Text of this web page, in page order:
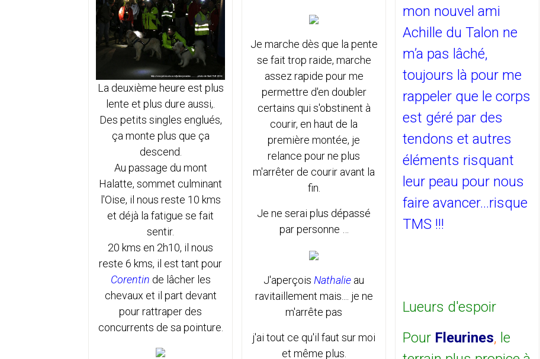
La deuxième heure est plus
lente et plus dure aussi,.
Des petits singles englués,
ça monte plus que ça
descend.
Au passage du mont
Halatte, sommet culminant
l'Oise, il nous reste 10 kms
et déjà la fatigue se fait
sentir.
20 kms en 2h10, il nous
reste 6 kms, il est tant pour
Corentin de lâcher les
chevaux et il part devant
pour rattraper des
concurrents de sa pointure.
Je marche dès que la pente
se fait trop raide, marche
assez rapide pour me
permettre d'en doubler
certains qui s'obstinent à
courir, en haut de la
première montée, je
relance pour ne plus
m'arrêter de courir avant la
fin.
Je ne serai plus dépassé
par personne …
J'aperçois Nathalie au
ravitaillement mais.... je ne
m'arrête pas
j'ai tout ce qu'il faut sur moi
et même plus.
mon nouvel ami
Achille du Talon ne
m’a pas lâché,
toujours là pour me
rappeler que le corps
est géré par des
tendons et autres
éléments risquant
leur peau pour nous
faire avancer...risque
TMS !!!
Lueurs d'espoir
Pour Fleurines, le